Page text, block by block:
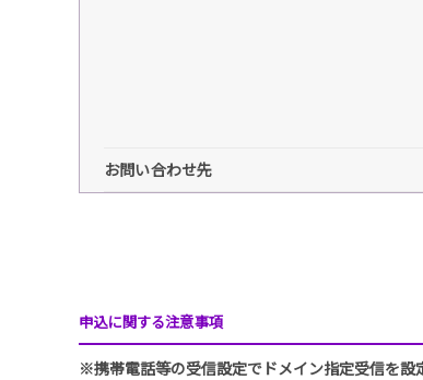
お問い合わせ先
申込に関する注意事項
※携帯電話等の受信設定でドメイン指定受信を